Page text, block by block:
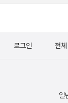
잠깐 잠깐 아무
파트만으로도 충
영 분야 신간평가
나이에 리더를 양
실행 등 하나 하나
명하는 과정에서
교양서적으로서
홀딱 반하는 책이
있는데이 책은 책
이 책이 청소년을
극적인 야생동물
맛을 다시게 하고
역마다 도서관 시
까. 또 알라딘만
싶다.그럼 먼저 가
이 아틀라스 세계
김수연 그림 / 아
로그인 전
일